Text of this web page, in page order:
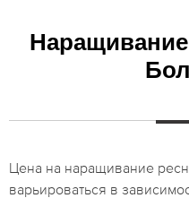
Цена на наращивание
варьироваться в